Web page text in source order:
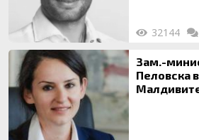
32144
Зам.-
Пеловска